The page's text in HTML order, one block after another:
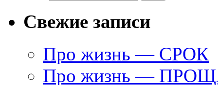
Свежие записи
Про жизнь — СРОК
Про жизнь —